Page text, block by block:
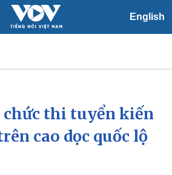
English
Xã hội
Tin 24h
Dự báo thời tiết
chức thi tuyển kiến
cao dọc quốc lộ